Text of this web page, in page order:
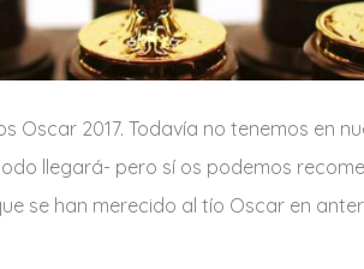
Oscar 2017. Todavía no tenemos en
llegará- pero sí os podemos
se han merecido al tío Oscar en